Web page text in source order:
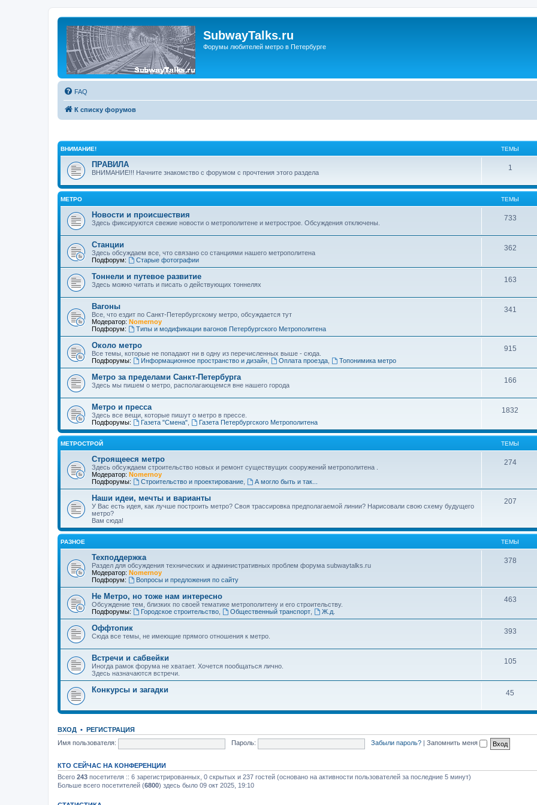
SubwayTalks.ru
Форумы любителей метро в Петербурге
FAQ
К списку форумов
ВНИМАНИЕ! ТЕМЫ
ПРАВИЛА
ВНИМАНИЕ!!! Начните знакомство с форумом с прочтения этого раздела
1
МЕТРО ТЕМЫ
Новости и происшествия
Здесь фиксируются свежие новости о метрополитене и метрострое. Обсуждения отключены.
733
Станции
Здесь обсуждаем все, что связано со станциями нашего метрополитена
Подфорум:
Старые фотографии
362
Тоннели и путевое развитие
Здесь можно читать и писать о действующих тоннелях
163
Вагоны
Все, что ездит по Санкт-Петербургскому метро, обсуждается тут
Модератор: Nomernoy
Подфорум:
Типы и модификации вагонов Петербургского Метрополитена
341
Около метро
Все темы, которые не попадают ни в одну из перечисленных выше - сюда.
Подфорумы:
Информационное пространство и дизайн, Оплата проезда, Топонимика метро
915
Метро за пределами Санкт-Петербурга
Здесь мы пишем о метро, располагающемся вне нашего города
166
Метро и пресса
Здесь все вещи, которые пишут о метро в прессе.
Подфорумы:
Газета "Смена", Газета Петербургского Метрополитена
1832
МЕТРОСТРОЙ ТЕМЫ
Строящееся метро
Здесь обсуждаем строительство новых и ремонт существущих сооружений метрополитена .
Модератор: Nomernoy
Подфорумы:
Строительство и проектирование, А могло быть и так...
274
Наши идеи, мечты и варианты
У Вас есть идея, как лучше построить метро? Своя трассировка предполагаемой линии? Нарисовали свою схему будущего
метро?
Вам сюда!
207
РАЗНОЕ ТЕМЫ
Техподдержка
Раздел для обсуждения технических и административных проблем форума subwaytalks.ru
Модератор: Nomernoy
Подфорум:
Вопросы и предложения по сайту
378
Не Метро, но тоже нам интересно
Обсуждение тем, близких по своей тематике метрополитену и его строительству.
Подфорумы:
Городское строительство, Общественный транспорт, Ж.д.
463
Оффтопик
Сюда все темы, не имеющие прямого отношения к метро.
393
Встречи и сабвейки
Иногда рамок форума не хватает. Хочется пообщаться лично.
Здесь назначаются встречи.
105
Конкурсы и загадки 45
ВХОД • РЕГИСТРАЦИЯ
Имя пользователя:
Пароль: Забыли пароль? Запомнить меня
КТО СЕЙЧАС НА КОНФЕРЕНЦИИ
Всего 243 посетителя :: 6 зарегистрированных, 0 скрытых и 237 гостей (основано на активности пользователей за последние 5 минут)
Больше всего посетителей (6800) здесь было 09 окт 2025, 19:10